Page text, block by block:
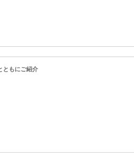
ともにご紹介